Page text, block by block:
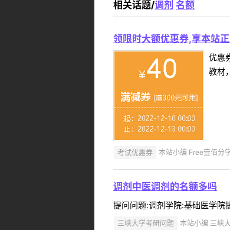
相关话题/调剂 名额
领限时大额优惠券,享本站
优惠
教材
考试优惠券 本站小编 Free壹佰分
调剂中医调剂的名额多吗
提问问题:调剂学院:基础医学
三峡大学考研问题 本站小编 三峡